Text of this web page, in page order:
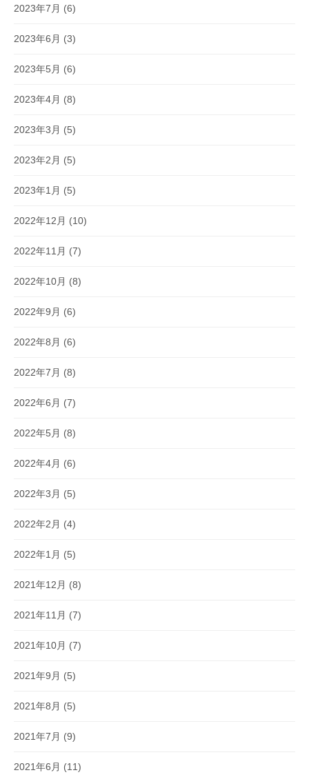
2023年7月 (6)
2023年6月 (3)
2023年5月 (6)
2023年4月 (8)
2023年3月 (5)
2023年2月 (5)
2023年1月 (5)
2022年12月 (10)
2022年11月 (7)
2022年10月 (8)
2022年9月 (6)
2022年8月 (6)
2022年7月 (8)
2022年6月 (7)
2022年5月 (8)
2022年4月 (6)
2022年3月 (5)
2022年2月 (4)
2022年1月 (5)
2021年12月 (8)
2021年11月 (7)
2021年10月 (7)
2021年9月 (5)
2021年8月 (5)
2021年7月 (9)
2021年6月 (11)